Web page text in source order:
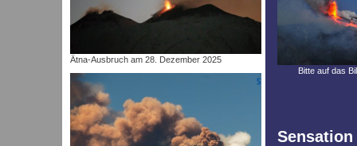
Ätna-Ausbruch am 28. Dezember 2025
Bitte auf das